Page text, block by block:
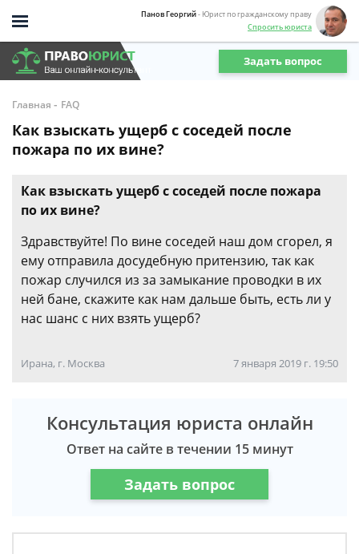
Панов Георгий- Юрист по гражданскому праву
Спросить юриста
Задать вопрос
Главная - FAQ
Как взыскать ущерб с соседей после
пожара по их вине?
Как взыскать ущерб с соседей после пожара
по их вине?
Здравствуйте! По вине соседей наш дом сгорел, я
ему отправила досудебную притензию, так как
пожар случился из за замыкание проводки в их
ней бане, скажите как нам дальше быть, есть ли у
нас шанс с них взять ущерб?
Ирана, г. Москва 7 января 2019 г. 19:50
Консультация юриста онлайн
Ответ на сайте в течении 15 минут
Задать вопрос